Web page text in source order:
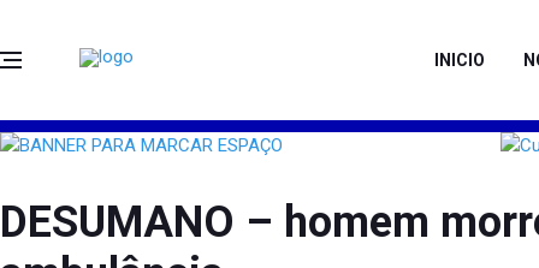
INICIO
DESUMANO – homem